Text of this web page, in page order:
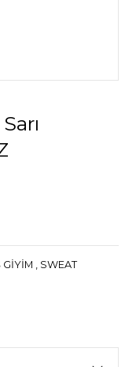
GİYİM , SWEAT